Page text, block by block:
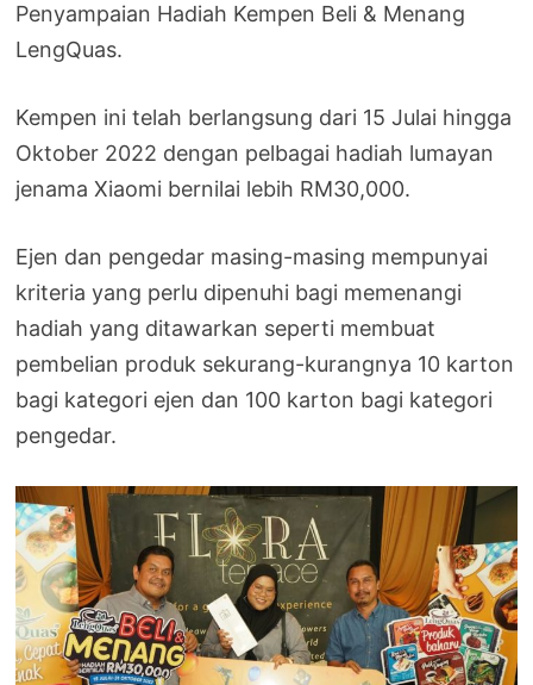
Penyampaian Hadiah Kempen Beli & Menang
LengQuas.
Kempen ini telah berlangsung dari 15 Julai hingga
Oktober 2022 dengan pelbagai hadiah lumayan
jenama Xiaomi bernilai lebih RM30,000.
Ejen dan pengedar masing-masing mempunyai
kriteria yang perlu dipenuhi bagi memenangi
hadiah yang ditawarkan seperti membuat
pembelian produk sekurang-kurangnya 10 karton
bagi kategori ejen dan 100 karton bagi kategori
pengedar.